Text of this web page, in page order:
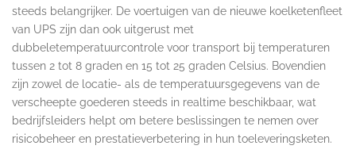
steeds belangrijker. De voertuigen van de nieuwe koelketenfleet
van UPS zijn dan ook uitgerust met
dubbeletemperatuurcontrole voor transport bij temperaturen
tussen 2 tot 8 graden en 15 tot 25 graden Celsius. Bovendien
zijn zowel de locatie- als de temperatuursgegevens van de
verscheepte goederen steeds in realtime beschikbaar, wat
bedrijfsleiders helpt om betere beslissingen te nemen over
risicobeheer en prestatieverbetering in hun toeleveringsketen.